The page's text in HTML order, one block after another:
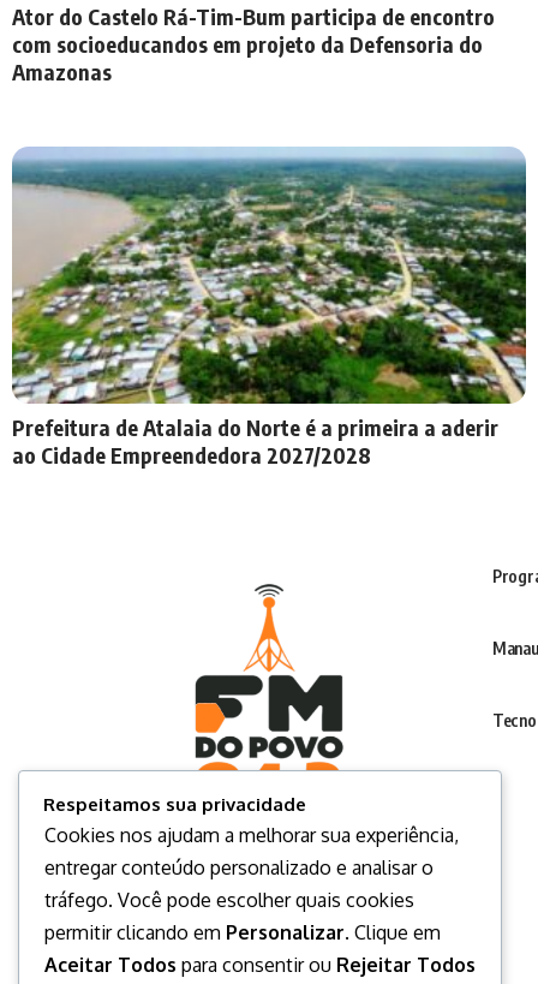
Ator do Castelo Rá-Tim-Bum participa de encontro
com socioeducandos em projeto da Defensoria do
Amazonas
Prefeitura de Atalaia do Norte é a primeira a aderir
ao Cidade Empreendedora 2027/2028
Respeitamos sua privacidade
Cookies nos ajudam a melhorar sua experiência,
entregar conteúdo personalizado e analisar o
tráfego. Você pode escolher quais cookies
permitir clicando em Personalizar. Clique em
Aceitar Todos para consentir ou Rejeitar Todos